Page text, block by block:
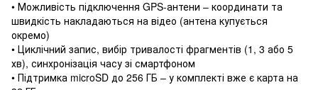
• Можливість підключення GPS-антени – координати та
швидкість накладаються на відео (антена купується
окремо)
• Циклічний запис, вибір тривалості фрагментів (1, 3 або 5
хв), синхронізація часу зі смартфоном
• Підтримка microSD до 256 ГБ – у комплекті вже є карта на